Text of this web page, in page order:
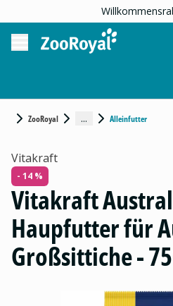
ZooRoyal ... Alleinfutter
Vitakraft
- 14 %
Vitakraft
Haupfutter für
Großsittiche -